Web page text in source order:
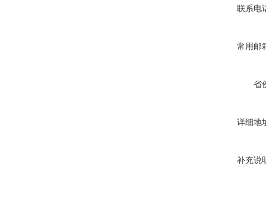
联系电
常用邮
省
详细地
补充说